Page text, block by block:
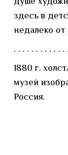
здесь в
недалеко
. . . . . . . . . . .
1880 г.
музей
Россия.